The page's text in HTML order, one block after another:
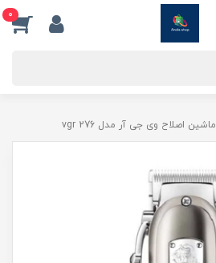
0
ماشین اصلاح وی جی آر مدل vgr 276